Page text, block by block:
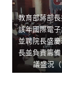
教育部蔣部
該年國際電
並聘院長盛
長並負責籌
議盛況（